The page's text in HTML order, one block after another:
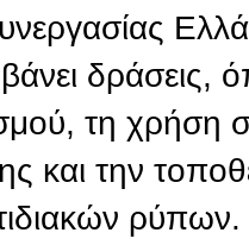
δράσεις,
τη χρήση
και την